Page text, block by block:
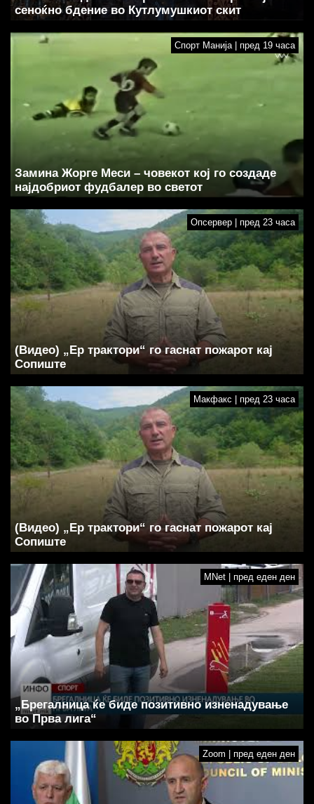
сеноќно бдение во Кутлумушкиот скит
Спорт Манија | пред 19 часа
Замина Жорге Меси – човекот кој го создаде
најдобриот фудбалер во светот
Опсервер | пред 23 часа
(Видео) „Ер трактори“ го гаснат пожарот кај
Сопиште
Макфакс | пред 23 часа
(Видео) „Ер трактори“ го гаснат пожарот кај
Сопиште
MNet | пред еден ден
„Брегалница ќе биде позитивно изненадување
во Прва лига“
Zoom | пред еден ден